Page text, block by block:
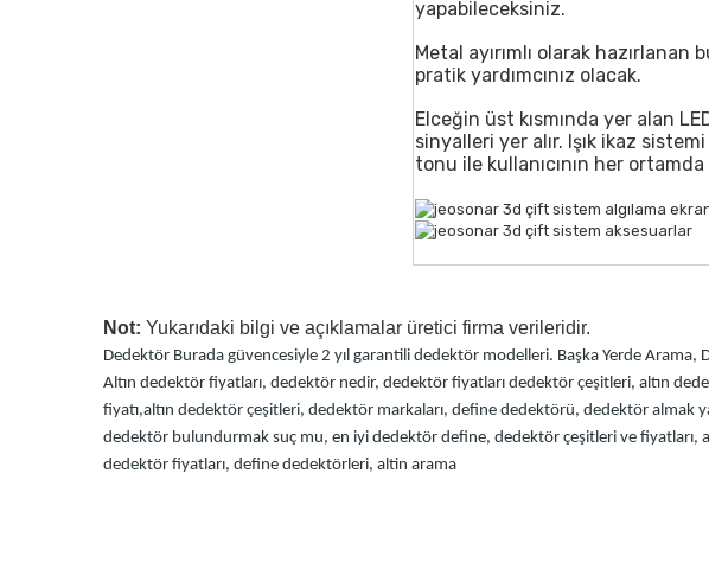
yapabileceksiniz.
Metal ayırımlı olarak
pratik yardımcınız olacak.
Elceğin üst kısmında yer alan
sinyalleri yer alır. Işık ikaz
tonu ile kullanıcının her
Not: Yukarıdaki bilgi ve açıklamalar üretici firma verileridir.
Dedektör Burada güvencesiyle 2 yıl garantili dedektör modelleri. Başka Yerde Arama,
Altın dedektör fiyatları, dedektör nedir, dedektör fiyatları dedektör çeşitleri, altın
fiyatı,altın dedektör çeşitleri, dedektör markaları, define dedektörü, dedektör almak
dedektör bulundurmak suç mu, en iyi dedektör define, dedektör çeşitleri ve fiyatları,
dedektör fiyatları, define dedektörleri, altin arama